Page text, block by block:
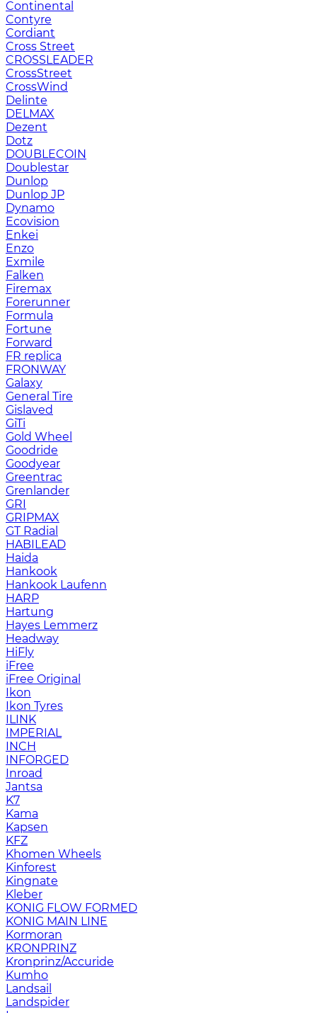
Continental
Contyre
Cordiant
Cross Street
CROSSLEADER
CrossStreet
CrossWind
Delinte
DELMAX
Dezent
Dotz
DOUBLECOIN
Doublestar
Dunlop
Dunlop JP
Dynamo
Ecovision
Enkei
Enzo
Exmile
Falken
Firemax
Forerunner
Formula
Fortune
Forward
FR replica
FRONWAY
Galaxy
General Tire
Gislaved
GiTi
Gold Wheel
Goodride
Goodyear
Greentrac
Grenlander
GRI
GRIPMAX
GT Radial
HABILEAD
Haida
Hankook
Hankook Laufenn
HARP
Hartung
Hayes Lemmerz
Headway
HiFly
iFree
iFree Original
Ikon
Ikon Tyres
ILINK
IMPERIAL
INCH
INFORGED
Inroad
Jantsa
K7
Kama
Kapsen
KFZ
Khomen Wheels
Kinforest
Kingnate
Kleber
KONIG FLOW FORMED
KONIG MAIN LINE
Kormoran
KRONPRINZ
Kronprinz/Accuride
Kumho
Landsail
Landspider